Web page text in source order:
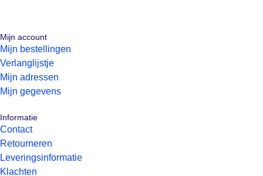
Mijn account
Mijn bestellingen
Verlanglijstje
Mijn adressen
Mijn gegevens
Informatie
Contact
Retourneren
Leveringsinformatie
Klachten